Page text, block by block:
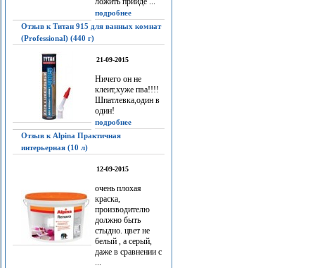
подробнее
Отзыв к Титан 915 для ванных комнат
(Professional) (440 г)
21-09-2015
Ничего он не
клеит,хуже пва!!!!
Шпатлевка,один в
один!
подробнее
Отзыв к Alpina Практичная
интерьерная (10 л)
12-09-2015
очень плохая
краска,
производителю
должно быть
стыдно. цвет не
белый , а серый,
даже в сравнении с
...